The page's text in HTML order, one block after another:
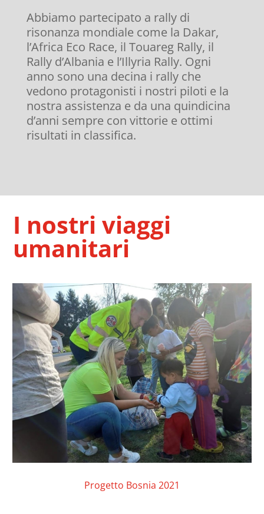
Abbiamo partecipato a rally di
risonanza mondiale come la Dakar,
l’Africa Eco Race, il Touareg Rally, il
Rally d’Albania e l’Illyria Rally. Ogni
anno sono una decina i rally che
vedono protagonisti i nostri piloti e la
nostra assistenza e da una quindicina
d’anni sempre con vittorie e ottimi
risultati in classifica.
I nostri viaggi
umanitari
Progetto Bosnia 2021